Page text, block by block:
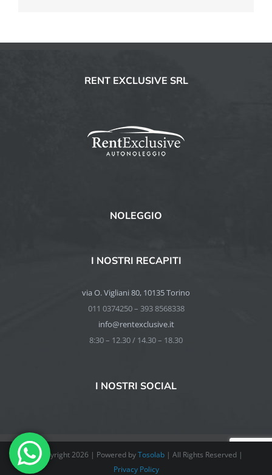
RENT EXCLUSIVE SRL
NOLEGGIO
I NOSTRI RECAPITI
via O. Vigliani 80, 10135 Torino
011 0374250 – 393 8568338
info@rentexclusive.it
8:30 – 12.30 / 14.30 – 18.30
I NOSTRI SOCIAL
© Copyright2026 | Powered byTosolab | All Rights Reserved |
Privacy Policy